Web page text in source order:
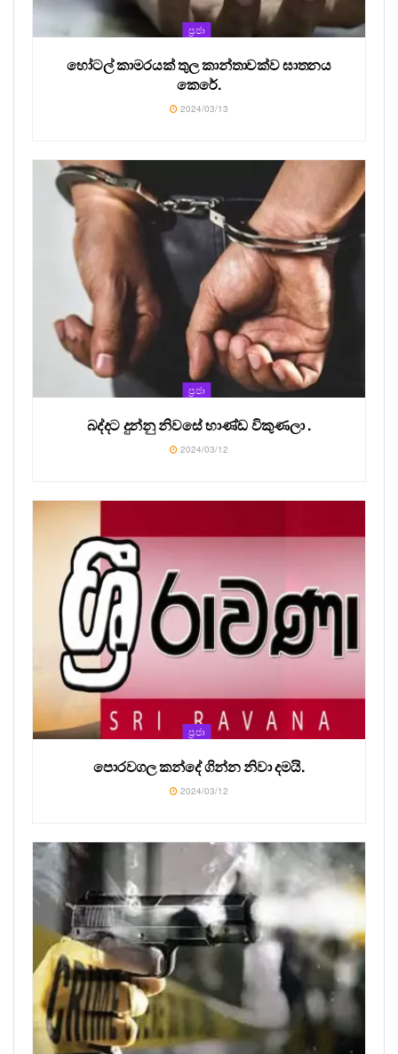
ප්‍රජා
හෝටල් කාමරයක් තුල කාන්තාවක්ව ඝාතනය
කෙරේ.
2024/03/13
ප්‍රජා
බද්දට දුන්නු නිවසේ භාණ්ඩ විකුණලා .
2024/03/12
ප්‍රජා
පොරවගල කන්දේ ගින්න නිවා දමයි.
2024/03/12